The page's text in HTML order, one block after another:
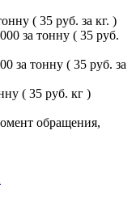
( 35 руб. за кг. )
за тонну ( 35 руб.
за тонну ( 35 руб. за
( 35 руб. кг )
обращения,